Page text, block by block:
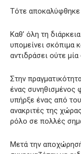
Τότε αποκαλύφθηκε
Καθ’ όλη τη
υπομείνει σκόπιμα
αντιδράσει ούτε
Στην
ένας συνηθισμένος
υπήρξε ένας από
ανακριτές της
ρόλο σε πολλές
Μετά την